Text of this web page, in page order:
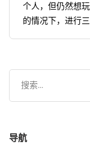
个人，但仍然想
的情况下，进行
搜索...
导航